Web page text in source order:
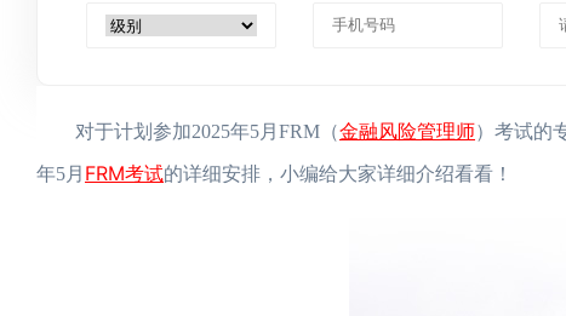
对于计划参加2025年5月FRM（金融风险管理师）考试的
年5月 FRM考试的详细安排，小编给大家详细介绍看看！